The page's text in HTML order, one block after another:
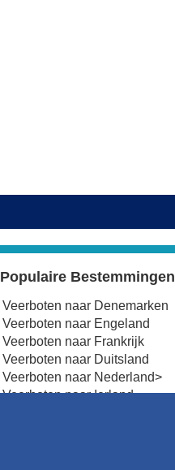
Populaire Bestemmingen
Veerboten naar Denemarken
Veerboten naar Engeland
Veerboten naar Frankrijk
Veerboten naar Duitsland
Veerboten naar Nederland>
Veerboten naar Ierland